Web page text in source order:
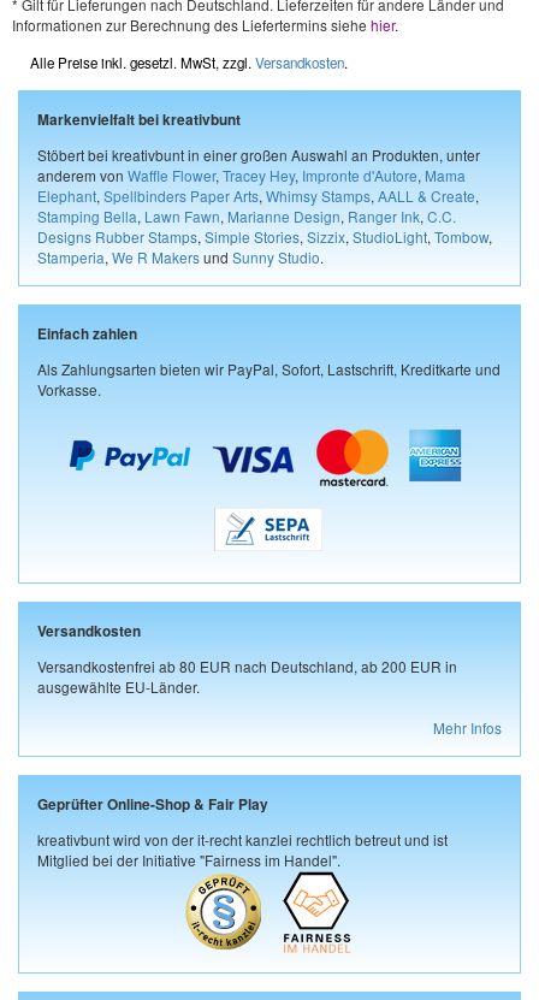
* Gilt für Lieferungen nach Deutschland. Lieferzeiten für andere Länder und
Informationen zur Berechnung des Liefertermins siehe hier.
Alle Preise inkl. gesetzl. MwSt, zzgl. Versandkosten.
Markenvielfalt bei kreativbunt
Stöbert bei kreativbunt in einer großen Auswahl an Produkten, unter
anderem von Waffle Flower, Tracey Hey, Impronte d'Autore, Mama
Elephant, Spellbinders Paper Arts, Whimsy Stamps, AALL & Create,
Stamping Bella, Lawn Fawn, Marianne Design, Ranger Ink, C.C.
Designs Rubber Stamps, Simple Stories, Sizzix, StudioLight, Tombow,
Stamperia, We R Makersund Sunny Studio.
Einfach zahlen
Als Zahlungsarten bieten wir PayPal, Sofort, Lastschrift, Kreditkarte und
Vorkasse.
Versandkosten
Versandkostenfrei ab 80 EUR nach Deutschland, ab 200 EUR in
ausgewählte EU-Länder.
Mehr Infos
Geprüfter Online-Shop & Fair Play
kreativbunt wird von der it-recht kanzlei rechtlich betreut und ist
Mitglied bei der Initiative "Fairness im Handel".